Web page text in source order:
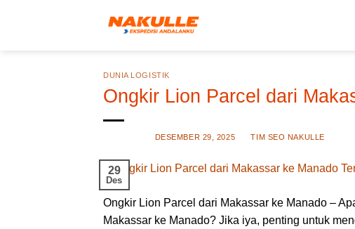
DUNIA LOGISTIK
Ongkir Lion Parcel dari
DESEMBER 29, 2025 BYTIM SEO NAKULLE
29
Des
Ongkir Lion Parcel dari Makassar ke Manado –
Makassar ke Manado? Jika iya, penting untuk